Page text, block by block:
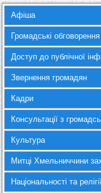
Афіша
Громадські
Доступ до публічної
Звернення громадян
Кадри
Консультації з
Культура
Митці Хмельниччини
Національності та